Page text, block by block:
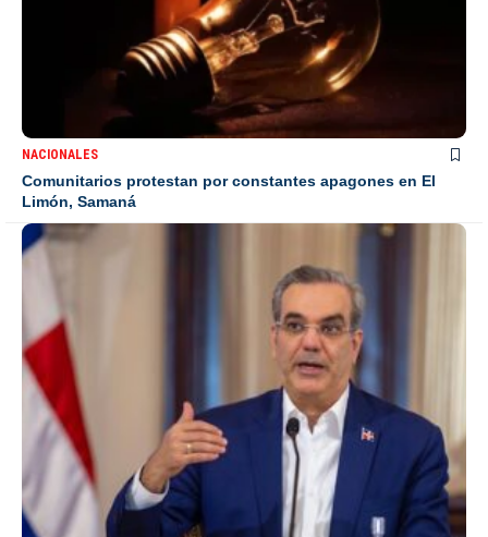
NACIONALES
Comunitarios protestan por constantes apagones en El
Limón, Samaná